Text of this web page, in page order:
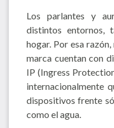
Los parlantes y
distintos entornos,
hogar. Por esa
marca cuentan con
IP (Ingress
internacionalmente
dispositivos frente
como el agua.